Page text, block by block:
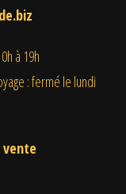
à 19h
: fermé le lundi
vente